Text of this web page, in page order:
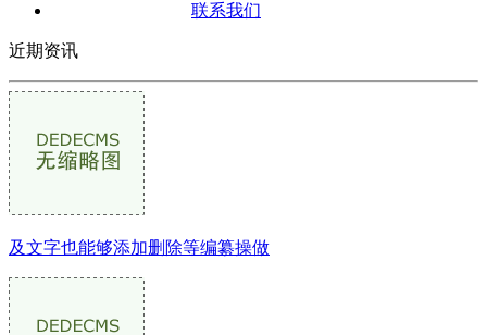
联系我们
近期资讯
及文字也能够添加删除等编纂操做